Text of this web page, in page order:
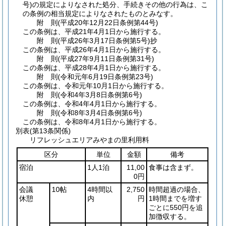
号)の規定によりなされた処分、手続きその他の行為は、こ
の条例の相当規定によりなされたものとみなす。
附 則(平成20年12月22日条例第44号)
この条例は、平成21年4月1日から施行する。
附 則(平成26年3月17日条例第5号)抄
この条例は、平成26年4月1日から施行する。
附 則(平成27年9月11日条例第31号)
この条例は、平成28年4月1日から施行する。
附 則(令和元年6月19日条例第23号)
この条例は、令和元年10月1日から施行する。
附 則(令和4年3月8日条例第6号)
この条例は、令和4年4月1日から施行する。
附 則(令和8年3月4日条例第6号)
この条例は、令和8年4月1日から施行する。
別表(第13条関係)
リフレッシュエリアみやまの里利用料
区分
単位 金額
備考
宿泊
1人1泊
11,00
0円
食事は含まず。
会議
休憩
10帖
4時間以
内
2,750
円
時間超過の場合、
1時間までを増す
ごとに550円を追
加徴収する。